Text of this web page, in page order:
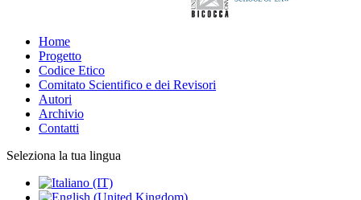
Home
Progetto
Codice Etico
Comitato Scientifico e dei Revisori
Autori
Archivio
Contatti
Seleziona la tua lingua